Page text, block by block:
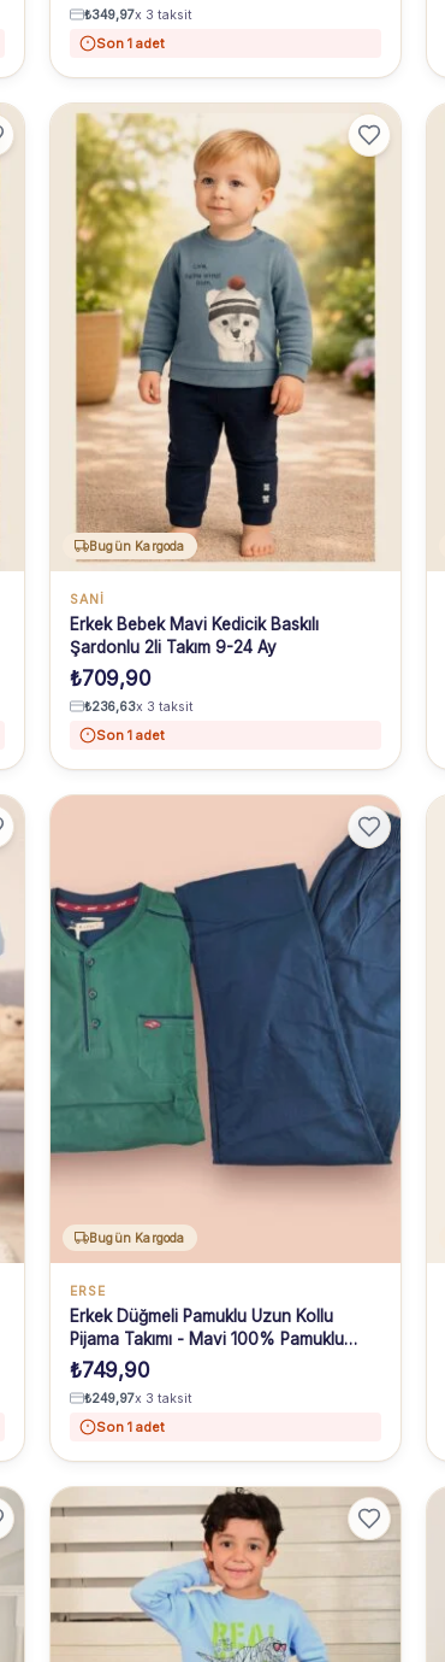
₺349,97x 3 taksit
Son 1 adet
Bugün Kargoda
SANI
Erkek Bebek Mavi Kedicik Baskılı
Şardonlu 2li Takım 9-24 Ay
₺709,90
₺236,63x 3 taksit
Son 1 adet
Bugün Kargoda
ERSE
Erkek Düğmeli Pamuklu Uzun Kollu
Pijama Takımı - Mavi 100% Pamuklu
Uyku Seti
₺749,90
₺249,97x 3 taksit
Son 1 adet